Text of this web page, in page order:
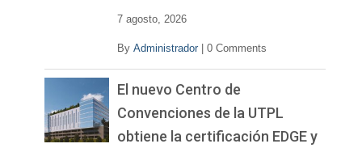
7 agosto, 2026
By Administrador 0 Comments
El nuevo Centro de
Convenciones de la UTPL
obtiene la certificación EDGE y